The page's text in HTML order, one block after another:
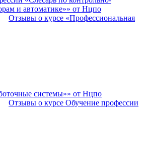
и автоматике»» от Нцпо
Отзывы о курсе «Профессиональная
системы»» от Нцпо
Отзывы о курсе Обучение профессии